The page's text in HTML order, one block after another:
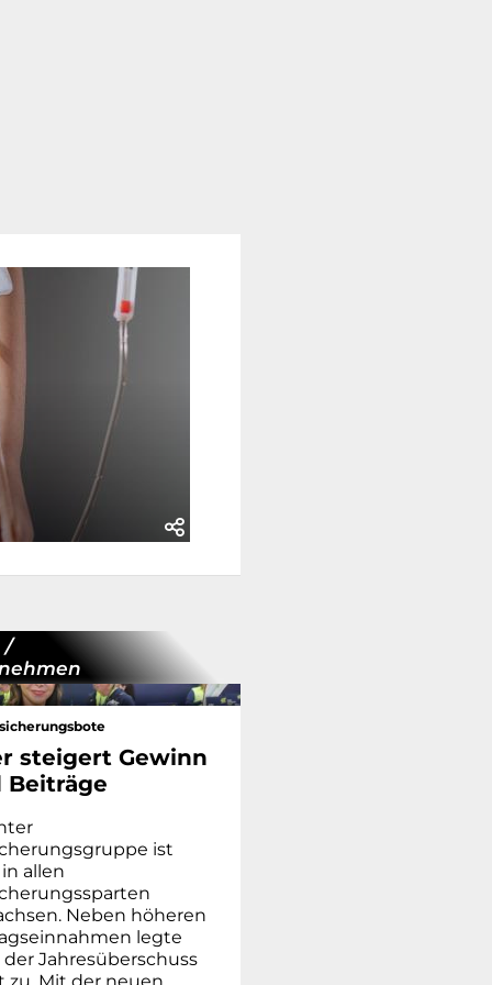
/
steigert Gewinn
Beiträge
ist
allen
Neben höheren
legte
der Jahresüberschuss